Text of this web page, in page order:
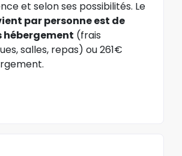
et selon ses possibilités. Le
par personne est de
hébergement (frais
salles, repas) ou 261€